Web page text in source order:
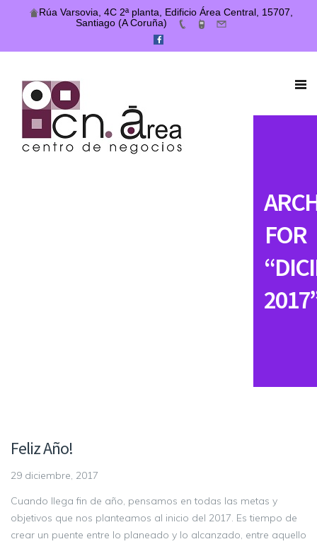
Rúa Varsovia, 4C 2ª planta, Edificio Área Central, 15707,
Santiago (A Coruña)
FOR
Feliz Año!
29 diciembre, 2017
Cuando llega fin de año, pensamos en todas las metas y
objetivos que nos planteamos al inicio del 2017. Es tiempo de
crear un puente entre lo planeado y lo alcanzado, entre aquello